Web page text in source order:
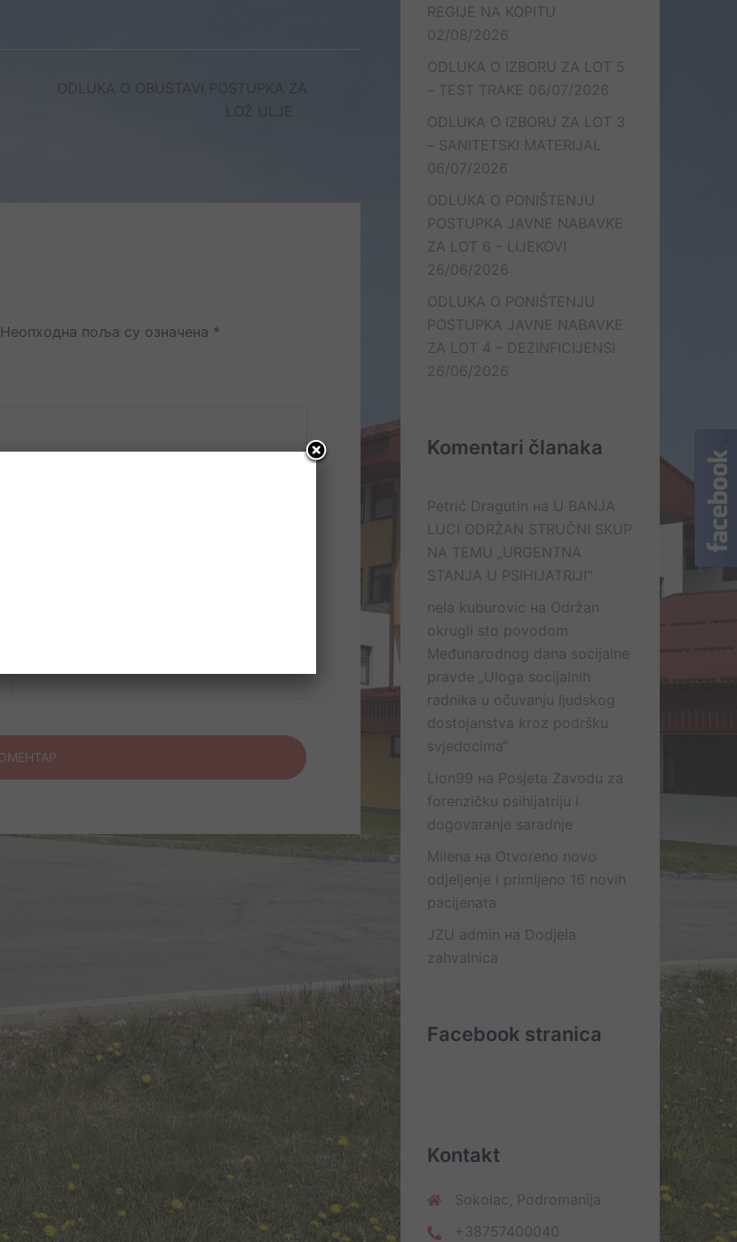
Неопходна поља су означена *
REGIJE NA KOPITU
02/08/2026
ODLUKA O IZBORU ZA LOT 5
– TEST TRAKE 06/07/2026
ODLUKA O IZBORU ZA LOT 3
– SANITETSKI MATERIJAL
06/07/2026
ODLUKA O PONIŠTENJU
POSTUPKA JAVNE NABAVKE
ZA LOT 6 – LIJEKOVI
26/06/2026
ODLUKA O PONIŠTENJU
POSTUPKA JAVNE NABAVKE
ZA LOT 4 – DEZINFICIJENSI
26/06/2026
Komentari članaka
Petrić Dragutin на U BANJA
LUCI ODRŽAN STRUČNI SKUP
NA TEMU „URGENTNA
STANJA U PSIHIJATRIJI“
nela kuburovic на Održan
okrugli sto povodom
Međunarodnog dana socijalne
pravde „Uloga socijalnih
radnika u očuvanju ljudskog
dostojanstva kroz podršku
svjedocima“
Lion99 на Posjeta Zavodu za
forenzičku psihijatriju i
dogovaranje saradnje
Milena на Otvoreno novo
odjeljenje i primljeno 16 novih
pacijenata
JZU admin на Dodjela
zahvalnica
Facebook stranica
Kontakt
Sokolac, Podromanija
+38757400040